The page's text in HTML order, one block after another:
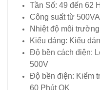
Tần Số: 49 đến 62
Công suất từ
Nhiệt độ môi
Kiểu dáng: Kiểu
Độ bền cách điện:
500V
Độ bền điện: Kiểm
60 Phút OK